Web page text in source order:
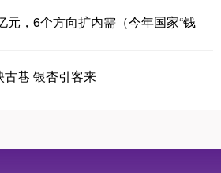
元，6个方向扩内需（今年国家“钱
巷 银杏引客来